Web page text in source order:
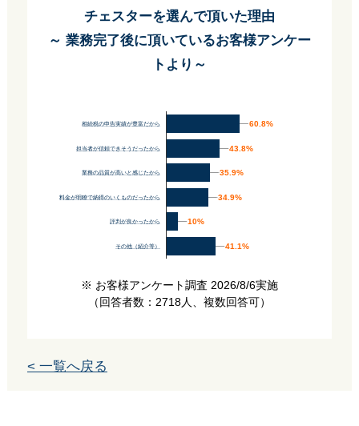
チェスターを選んで頂いた理由
～ 業務完了後に頂いているお客様アンケー
トより～
相続税の申告実績が豊富だから
担当者が信頼できそうだったから
業務の品質が高いと感じたから
料金が明瞭で納得のいくものだったから
評判が良かったから
その他（紹介等）
60.8%
60.8%
43.8%
43.8%
35.9%
35.9%
34.9%
34.9%
10%
10%
41.1%
41.1%
※ お客様アンケート調査 2026/8/6実施
（回答者数：2718人、複数回答可）
< 一覧へ戻る